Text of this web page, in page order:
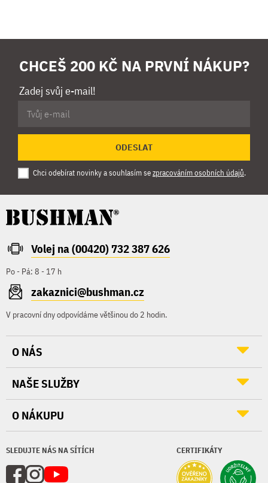
CHCEŠ 200 KČ NA PRVNÍ NÁKUP?
Zadej svůj e-mail!
ODESLAT
Chci odebírat novinky a souhlasím sezpracováním osobních údajů.
Volej na (00420) 732 387 626
Po - Pá: 8 - 17 h
zakaznici@bushman.cz
V pracovní dny odpovídáme většinou do 2 hodin.
SLEDUJTE NÁS NA SÍTÍCH CERTIFIKÁTY
O NÁS
NAŠE SLUŽBY
O NÁKUPU